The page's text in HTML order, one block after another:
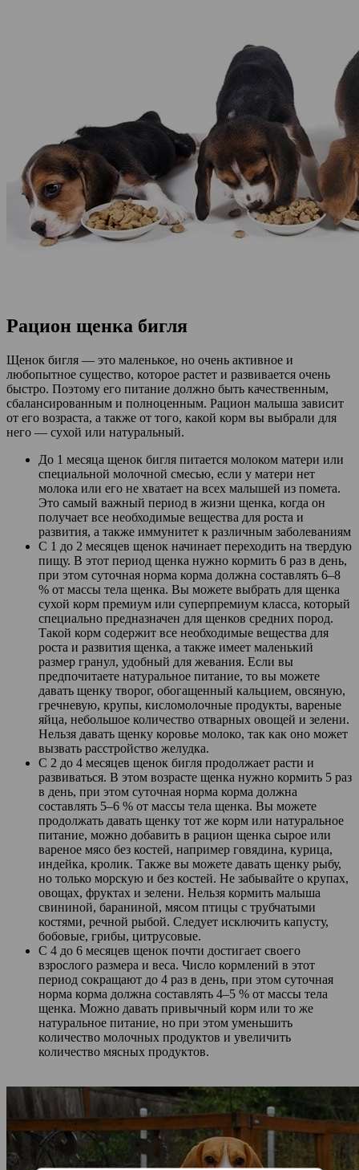
Рацион щенка бигля
Щенок бигля — это маленькое, но очень активное и
любопытное существо, которое растет и развивается очень
быстро. Поэтому его питание должно быть качественным,
сбалансированным и полноценным. Рацион малыша зависит
от его возраста, а также от того, какой корм вы выбрали для
него — сухой или натуральный.
До 1 месяца щенок бигля питается молоком матери или
специальной молочной смесью, если у матери нет
молока или его не хватает на всех малышей из помета.
Это самый важный период в жизни щенка, когда он
получает все необходимые вещества для роста и
развития, а также иммунитет к различным заболеваниям
С 1 до 2 месяцев щенок начинает переходить на твердую
пищу. В этот период щенка нужно кормить 6 раз в день,
при этом суточная норма корма должна составлять 6–8
% от массы тела щенка. Вы можете выбрать для щенка
сухой корм премиум или суперпремиум класса, который
специально предназначен для щенков средних пород.
Такой корм содержит все необходимые вещества для
роста и развития щенка, а также имеет маленький
размер гранул, удобный для жевания. Если вы
предпочитаете натуральное питание, то вы можете
давать щенку творог, обогащенный кальцием, овсяную,
гречневую, крупы, кисломолочные продукты, вареные
яйца, небольшое количество отварных овощей и зелени.
Нельзя давать щенку коровье молоко, так как оно может
вызвать расстройство желудка.
С 2 до 4 месяцев щенок бигля продолжает расти и
развиваться. В этом возрасте щенка нужно кормить 5 раз
в день, при этом суточная норма корма должна
составлять 5–6 % от массы тела щенка. Вы можете
продолжать давать щенку тот же корм или натуральное
питание, можно добавить в рацион щенка сырое или
вареное мясо без костей, например говядина, курица,
индейка, кролик. Также вы можете давать щенку рыбу,
но только морскую и без костей. Не забывайте о крупах,
овощах, фруктах и зелени. Нельзя кормить малыша
свининой, бараниной, мясом птицы с трубчатыми
костями, речной рыбой. Следует исключить капусту,
бобовые, грибы, цитрусовые.
С 4 до 6 месяцев щенок почти достигает своего
взрослого размера и веса. Число кормлений в этот
период сокращают до 4 раз в день, при этом суточная
норма корма должна составлять 4–5 % от массы тела
щенка. Можно давать привычный корм или то же
натуральное питание, но при этом уменьшить
количество молочных продуктов и увеличить
количество мясных продуктов.